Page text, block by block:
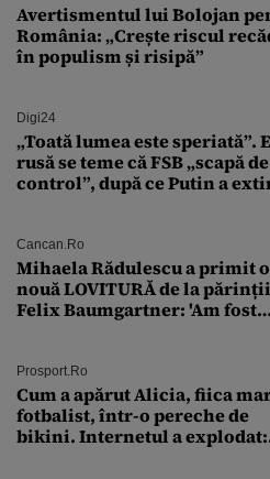
Avertismentul lui Bolojan
România: „Crește riscul
în populism și risipă”
Digi24
„Toată lumea este speriată”.
rusă se teme că FSB „scapă
control”, după ce Putin a
Cancan.ro
Mihaela Rădulescu a primit o
nouă LOVITURĂ de la
Felix Baumgartner: 'Am fost
Prosport.ro
Cum a apărut Alicia, fiica
fotbalist, într-o pereche de
bikini. Internetul a explodat: